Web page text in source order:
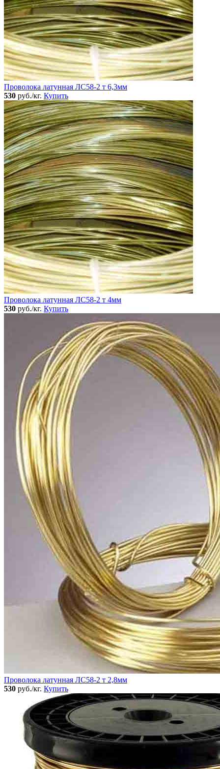
Проволока латунная ЛС58-2 т 6,3мм
530 руб./кг. Купить
Проволока латунная ЛС58-2 т 4мм
530 руб./кг. Купить
Проволока латунная ЛС58-2 т 2,8мм
530 руб./кг. Купить